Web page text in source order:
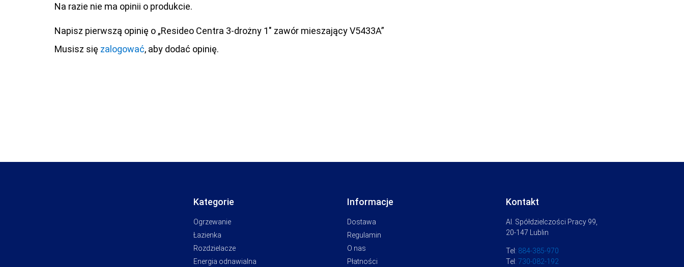
Na razie nie ma opinii o produkcie.
Napisz pierwszą opinię o „Resideo Centra 3-drożny 1″ zawór mieszający V5433A”
Musisz się zalogować, aby dodać opinię.
Kategorie
Ogrzewanie
Łazienka
Rozdzielacze
Energia odnawialna
Informacje
Dostawa
Regulamin
O nas
Płatności
Kontakt
Al. Spółdzielczości Pracy 99,
20-147 Lublin
Tel: 884-385-970
Tel:730-082-192